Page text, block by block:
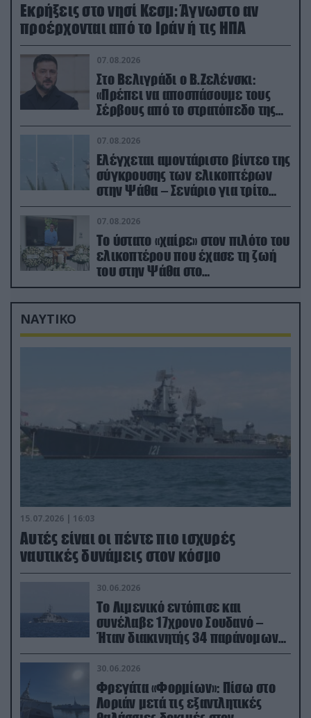
Εκρήξεις στο νησί Κεσμ: Άγνωστο αν
προέρχονται από το Ιράν ή τις ΗΠΑ
07.08.2026
Στο Βελιγράδι ο Β.Ζελένσκι:
«Πρέπει να αποσπάσουμε τους
Σέρβους από το στρατόπεδο της
Ρωσίας»
07.08.2026
Ελέγχεται αμοντάριστο βίντεο της
σύγκρουσης των ελικοπτέρων
στην Ψάθα – Σενάριο για τρίτο
ελικόπτερο
07.08.2026
Το ύστατο «χαίρε» στον πιλότο του
ελικοπτέρου που έχασε τη ζωή
του στην Ψάθα στο
αποτεφρωτήριο Ριτσώνας
ΝΑΥΤΙΚΟ
15.07.2026 | 16:03
Aυτές είναι οι πέντε πιο ισχυρές
ναυτικές δυνάμεις στον κόσμο
30.06.2026
Το Λιμενικό εντόπισε και
συνέλαβε 17χρονο Σουδανό –
Ήταν διακινητής 34 παράνομων
μεταναστών
30.06.2026
Φρεγάτα «Φορμίων»: Πίσω στο
Λοριάν μετά τις εξαντλητικές